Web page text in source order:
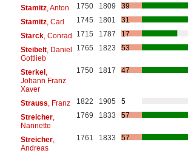
Stamitz, Anton 1750 1809
39
Stamitz, Carl 1745 1801
31
Starck, Conrad 1715 1787
17
Steibelt, Daniel
Gottlieb
1765 1823 53
Sterkel,
Johann Franz
Xaver
1750 1817 47
Strauss , Franz 1822 1905
5
Streicher,
Nannette
1769 1833 57
Streicher,
Andreas
1761 1833 57